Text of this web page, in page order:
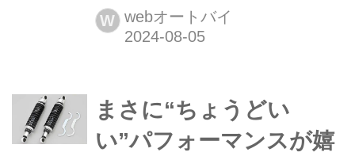
ン「NITRON MONO Shock R3
LIMITED EDITION」をピックアップ!
W webオートバイ
まさに“ちょうどい
い”パフォーマンスが嬉